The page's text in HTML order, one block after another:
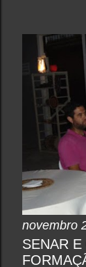
novembro
SENAR